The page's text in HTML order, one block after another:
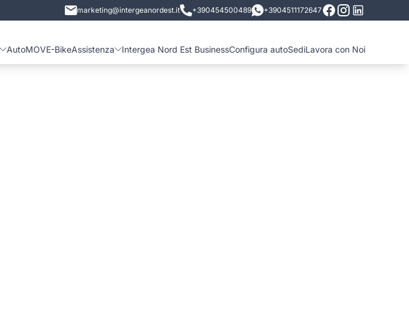
marketing@intergeanordest.it +390454500489 +3904511172647
AutoMOVE-BikeAssistenza Intergea Nord Est BusinessConfigura autoSediLavora con Noi